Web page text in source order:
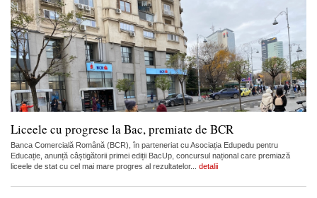
Liceele cu progrese la Bac, premiate de BCR
Banca Comercială Română (BCR), în parteneriat cu Asociația Edupedu pentru
Educație, anunță câștigătorii primei ediții BacUp, concursul național care premiază
liceele de stat cu cel mai mare progres al rezultatelor... detalii